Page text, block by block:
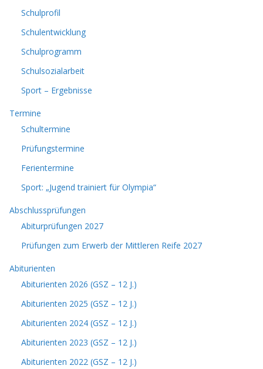
Schulprofil
Schulentwicklung
Schulprogramm
Schulsozialarbeit
Sport – Ergebnisse
Termine
Schultermine
Prüfungstermine
Ferientermine
Sport: „Jugend trainiert für Olympia“
Abschlussprüfungen
Abiturprüfungen 2027
Prüfungen zum Erwerb der Mittleren Reife 2027
Abiturienten
Abiturienten 2026 (GSZ – 12 J.)
Abiturienten 2025 (GSZ – 12 J.)
Abiturienten 2024 (GSZ – 12 J.)
Abiturienten 2023 (GSZ – 12 J.)
Abiturienten 2022 (GSZ – 12 J.)